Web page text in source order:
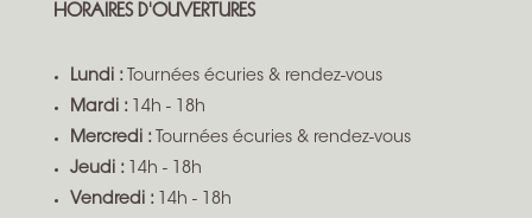
HORAIRES D'OUVERTURES
Lundi :
Tournées écuries & rendez-vous
Mardi :
14h - 18h
Mercredi :
Tournées écuries & rendez-vous
Jeudi :
14h - 18h
Vendredi :
14h - 18h